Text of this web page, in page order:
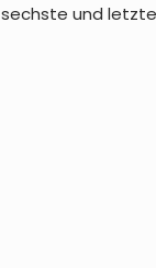
sechste und letzte